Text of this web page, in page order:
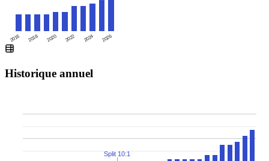
2016 2018 2020 2022 2024 2026
Historique annuel
Split 10:1